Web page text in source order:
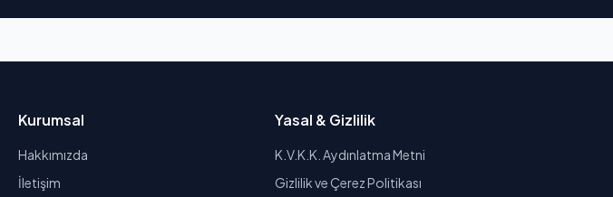
Kurumsal
Hakkımızda
İletişim
Yasal & Gizlilik
K.V.K.K. Aydınlatma Metni
Gizlilik ve Çerez Politikası